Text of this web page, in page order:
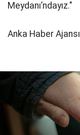
Meydanı’ndayız."
Anka Haber Ajansı